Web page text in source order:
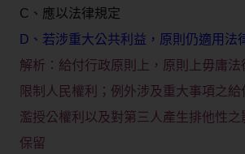
C、應以法律規定
D、若涉重大公共利益，原則仍適用法
解析： 給付行政原則上，原則上毋庸
限制人民權利；例外涉及重大事項之
濫授公權利以及對第三人產生排他性
保留